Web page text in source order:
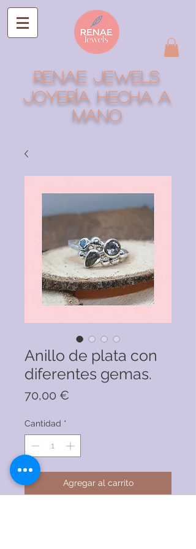
RENAE JEWELS
Joyería hecha a
mano
Anillo de plata con
diferentes gemas.
70,00 €
Cantidad *
Agregar al carrito